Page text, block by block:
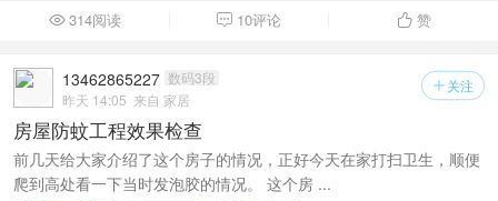
314阅读  10评论  赞
 关注
13462865227 数码3段
昨天 14:05 来自 家居
房屋防蚊工程效果检查
前几天给大家介绍了这个房子的情况，正好今天在家打扫卫生，顺便
爬到高处看一下当时发泡胶的情况。 这个房 ...